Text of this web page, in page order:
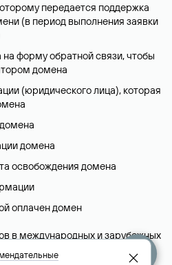
передается поддержка
(в период выполнения заявки
форму обратной связи, чтобы
домена
(юридического лица), которая
домена
освобождения домена
оплачен домен
в международных и зарубежных
в разделе «
».